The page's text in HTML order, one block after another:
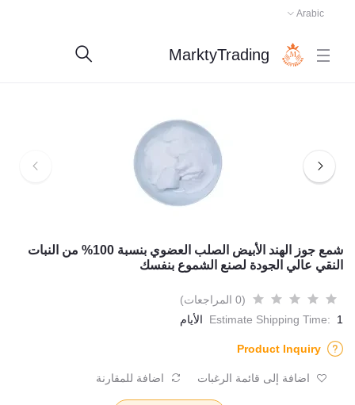
Arabic
MarktyTrading
شمع جوز الهند الأبيض الصلب العضوي بنسبة 100% من النبات
النقي عالي الجودة لصنع الشموع بنفسك
(0 المراجعات)
Estimate Shipping Time:
1 الأيام
Product Inquiry
اضافة إلى قائمة الرغبات اضافة للمقارنة